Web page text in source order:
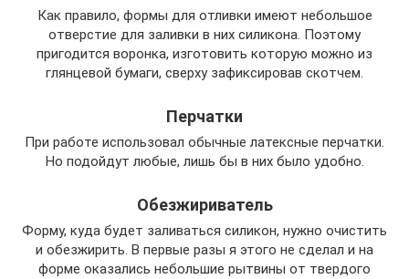
Как правило, формы для отливки имеют небольшое
отверстие для заливки в них силикона. Поэтому
пригодится воронка, изготовить которую можно из
глянцевой бумаги, сверху зафиксировав скотчем.
Перчатки
При работе использовал обычные латексные перчатки.
Но подойдут любые, лишь бы в них было удобно.
Обезжириватель
Форму, куда будет заливаться силикон, нужно очистить
и обезжирить. В первые разы я этого не сделал и на
форме оказались небольшие рытвины от твердого